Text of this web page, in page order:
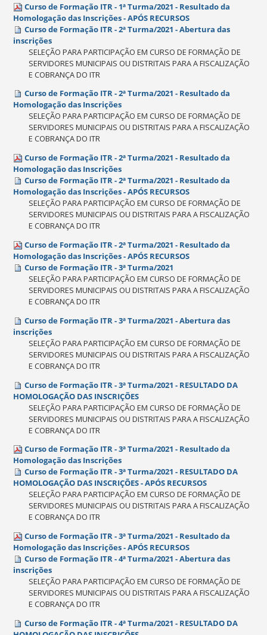
Curso de Formação ITR - 1ª Turma/2021 - Resultado da
Homologação das Inscrições - APÓS RECURSOS
Curso de Formação ITR - 2ª Turma/2021 - Abertura das
inscrições
SELEÇÃO PARA PARTICIPAÇÃO EM CURSO DE FORMAÇÃO DE
SERVIDORES MUNICIPAIS OU DISTRITAIS PARA A FISCALIZAÇÃO
E COBRANÇA DO ITR
Curso de Formação ITR - 2ª Turma/2021 - Resultado da
Homologação das Inscrições
SELEÇÃO PARA PARTICIPAÇÃO EM CURSO DE FORMAÇÃO DE
SERVIDORES MUNICIPAIS OU DISTRITAIS PARA A FISCALIZAÇÃO
E COBRANÇA DO ITR
Curso de Formação ITR - 2ª Turma/2021 - Resultado da
Homologação das Inscrições
Curso de Formação ITR - 2ª Turma/2021 - Resultado da
Homologação das Inscrições - APÓS RECURSOS
SELEÇÃO PARA PARTICIPAÇÃO EM CURSO DE FORMAÇÃO DE
SERVIDORES MUNICIPAIS OU DISTRITAIS PARA A FISCALIZAÇÃO
E COBRANÇA DO ITR
Curso de Formação ITR - 2ª Turma/2021 - Resultado da
Homologação das Inscrições - APÓS RECURSOS
Curso de Formação ITR - 3ª Turma/2021
SELEÇÃO PARA PARTICIPAÇÃO EM CURSO DE FORMAÇÃO DE
SERVIDORES MUNICIPAIS OU DISTRITAIS PARA A FISCALIZAÇÃO
E COBRANÇA DO ITR
Curso de Formação ITR - 3ª Turma/2021 - Abertura das
inscrições
SELEÇÃO PARA PARTICIPAÇÃO EM CURSO DE FORMAÇÃO DE
SERVIDORES MUNICIPAIS OU DISTRITAIS PARA A FISCALIZAÇÃO
E COBRANÇA DO ITR
Curso de Formação ITR - 3ª Turma/2021 - RESULTADO DA
HOMOLOGAÇÃO DAS INSCRIÇÕES
SELEÇÃO PARA PARTICIPAÇÃO EM CURSO DE FORMAÇÃO DE
SERVIDORES MUNICIPAIS OU DISTRITAIS PARA A FISCALIZAÇÃO
E COBRANÇA DO ITR
Curso de Formação ITR - 3ª Turma/2021 - Resultado da
Homologação das Inscrições
Curso de Formação ITR - 3ª Turma/2021 - RESULTADO DA
HOMOLOGAÇÃO DAS INSCRIÇÕES - APÓS RECURSOS
SELEÇÃO PARA PARTICIPAÇÃO EM CURSO DE FORMAÇÃO DE
SERVIDORES MUNICIPAIS OU DISTRITAIS PARA A FISCALIZAÇÃO
E COBRANÇA DO ITR
Curso de Formação ITR - 3ª Turma/2021 - Resultado da
Homologação das Inscrições - APÓS RECURSOS
Curso de Formação ITR - 4ª Turma/2021 - Abertura das
inscrições
SELEÇÃO PARA PARTICIPAÇÃO EM CURSO DE FORMAÇÃO DE
SERVIDORES MUNICIPAIS OU DISTRITAIS PARA A FISCALIZAÇÃO
E COBRANÇA DO ITR
Curso de Formação ITR - 4ª Turma/2021 - RESULTADO DA